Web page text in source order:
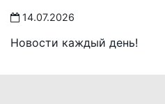
14.07.2026
Новости каждый день!